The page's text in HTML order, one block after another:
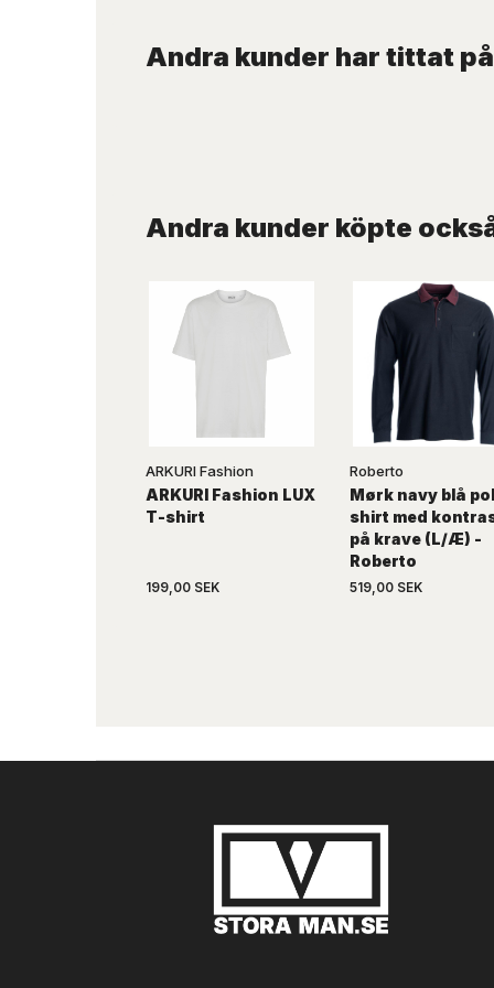
Andra kunder har tittat på
Andra kunder köpte
ARKURI Fashion
ARKURI Fashion LUX
T-shirt
199,00 SEK
Roberto
Mørk navy blå
shirt med
på krave (L/Æ) -
Roberto
519,00 SEK